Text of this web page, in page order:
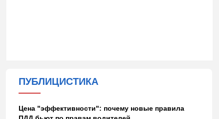
ПУБЛИЦИСТИКА
Цена "эффективности": почему новые правила